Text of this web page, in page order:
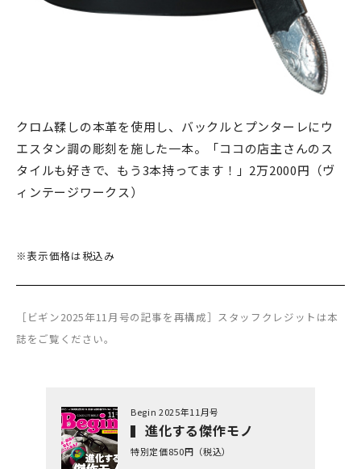
クロム鞣しの本革を使用し、バックルとプンターレにウ
エスタン調の彫刻を施した一本。「ココの店主さんのス
タイルも好きで、もう3本持ってます！」2万2000円（ヴ
ィンテージワークス）
※表示価格は税込み
［ビギン2025年11月号の記事を再構成］スタッフクレジットは本
誌をご覧ください。
Begin 2025年11月号
進化する傑作モノ
特別定価850円（税込）